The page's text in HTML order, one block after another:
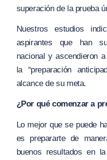
superación de la prueba
Nuestros estudios
aspirantes que han
nacional y ascendieron
la “preparación
alcance de su meta.
¿Por qué comenzar a
Lo mejor que se puede
es prepararte de
buenos resultados en